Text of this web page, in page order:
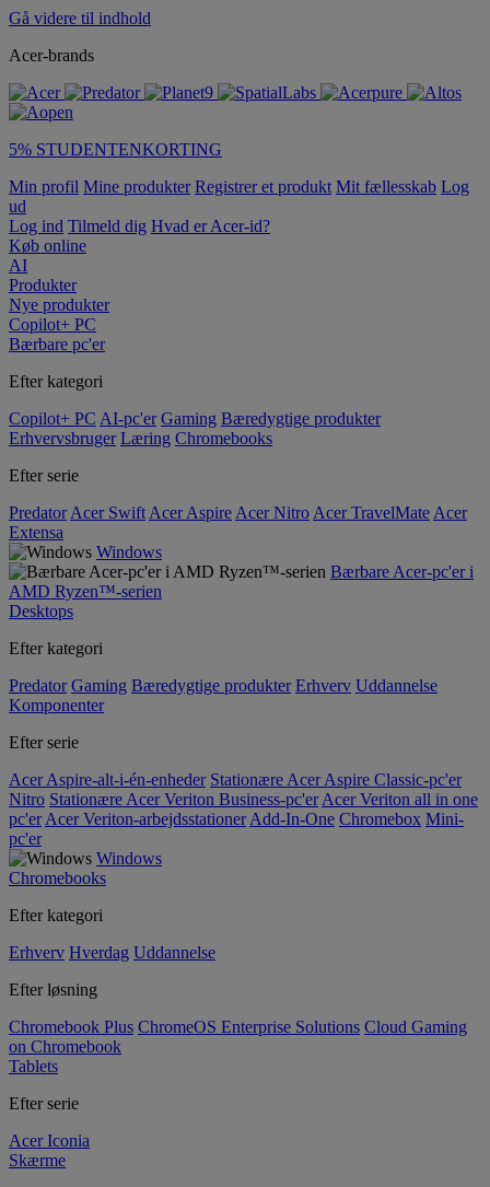
Gå videre til indhold
Acer-brands
5% STUDENTENKORTING
Min profil Mine produkter Registrer et produkt Mit fællesskab Log
ud
Log ind Tilmeld dig Hvad er Acer-id?
Køb online
AI
Produkter
Nye produkter
Copilot+ PC
Bærbare pc'er
Efter kategori
Copilot+ PC AI-pc'er Gaming Bæredygtige produkter
Erhvervsbruger Læring Chromebooks
Efter serie
Predator Acer Swift Acer Aspire Acer Nitro Acer TravelMate Acer
Extensa
Windows
Bærbare Acer-pc'er i
AMD Ryzen™-serien
Desktops
Efter kategori
Predator Gaming Bæredygtige produkter Erhverv Uddannelse
Komponenter
Efter serie
Acer Aspire-alt-i-én-enheder Stationære Acer Aspire Classic-pc'er
Nitro Stationære Acer Veriton Business-pc'er Acer Veriton all in one
pc'er Acer Veriton-arbejdsstationer Add-In-One Chromebox Mini-
pc'er
Windows
Chromebooks
Efter kategori
Erhverv Hverdag Uddannelse
Efter løsning
Chromebook Plus ChromeOS Enterprise Solutions Cloud Gaming
on Chromebook
Tablets
Efter serie
Acer Iconia
Skærme